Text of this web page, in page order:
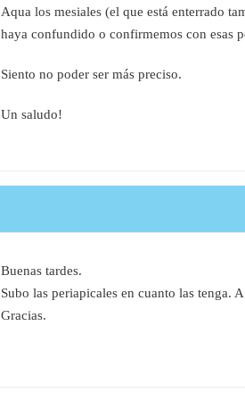
Aqua los mesiales (el que está enterrado
haya confundido o confirmemos con esas
Siento no poder ser más preciso.
Un saludo!
Buenas tardes.
Subo las periapicales en cuanto las tenga.
Gracias.